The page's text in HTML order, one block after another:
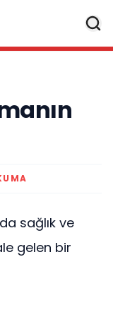
sağlık ve
gelen bir